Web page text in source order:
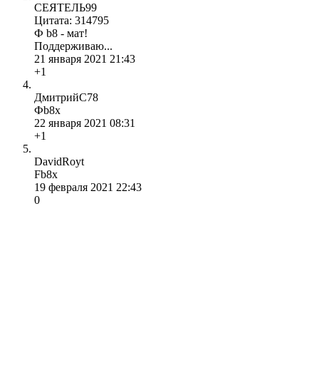
СЕЯТЕЛЬ99
Цитата: 314795
Ф b8 - мат!
Поддерживаю...
21 января 2021 21:43
+1
ДмитрийС78
Фb8x
22 января 2021 08:31
+1
DavidRoyt
Fb8x
19 февраля 2021 22:43
0